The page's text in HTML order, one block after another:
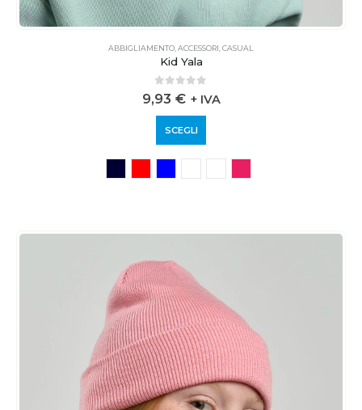
ABBIGLIAMENTO ACCESSORI CASUAL
Kid Yala
0 out of 5
9,93 € + IVA
SCEGLI